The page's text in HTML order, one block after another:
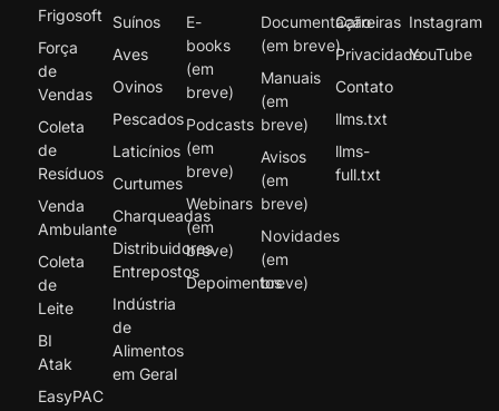
Frigosoft
Força
de
Vendas
Coleta
de
Resíduos
Venda
Ambulante
Coleta
de
Leite
BI
Atak
EasyPAC
Suínos
Aves
Ovinos
Pescados
Laticínios
Curtumes
Charqueadas
Distribuidores
Entrepostos
Indústria
de
Alimentos
em Geral
E-
books
(em
breve)
Podcasts
(em
breve)
Webinars
(em
breve)
Depoimentos
Documentação
(em breve)
Manuais
(em
breve)
Avisos
(em
breve)
Novidades
(em
breve)
Carreiras
Privacidade
Contato
llms.txt
llms-
full.txt
Instagram
YouTube